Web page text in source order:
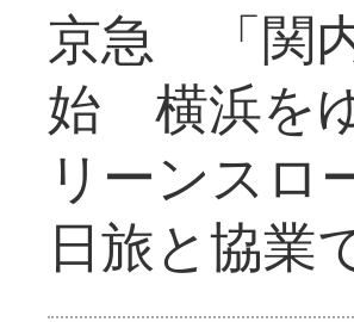
京急 「関
始 横浜を
リーンス
日旅と協業